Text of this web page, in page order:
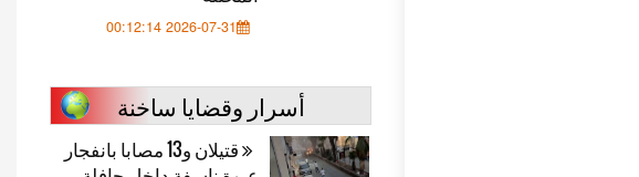
2026-07-31 00:12:14
أسرار وقضايا ساخنة
قتيلان و13 مصابا بانفجار